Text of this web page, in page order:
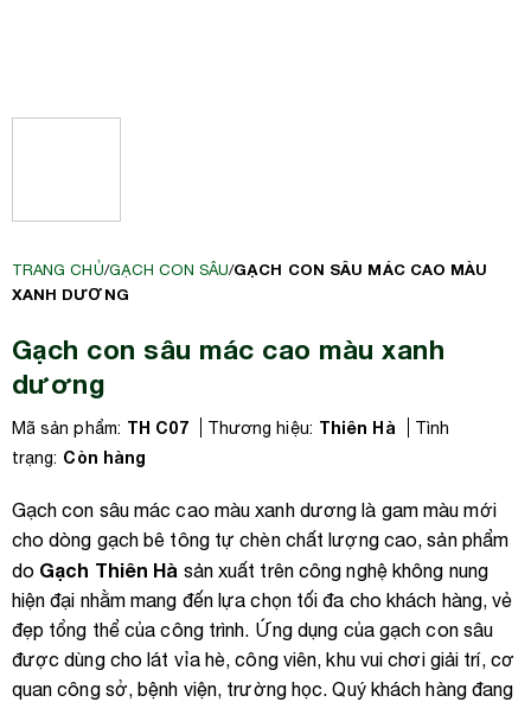
TRANG CHỦ/GẠCH CON SÂU/GẠCH CON SÂU MÁC CAO MÀU
XANH DƯƠNG
Gạch con sâu mác cao màu xanh
dương
Mã sản phẩm: TH C07 Thương hiệu: Thiên Hà
Tình
trạng: Còn hàng
Gạch con sâu mác cao màu xanh dương là gam màu mới
cho dòng gạch bê tông tự chèn chất lượng cao, sản phẩm
do Gạch Thiên Hà sản xuất trên công nghệ không nung
hiện đại nhằm mang đến lựa chọn tối đa cho khách hàng, vẻ
đẹp tổng thể của công trình. Ứng dụng của gạch con sâu
được dùng cho lát vỉa hè, công viên, khu vui chơi giải trí, cơ
quan công sở, bệnh viện, trường học. Quý khách hàng đang